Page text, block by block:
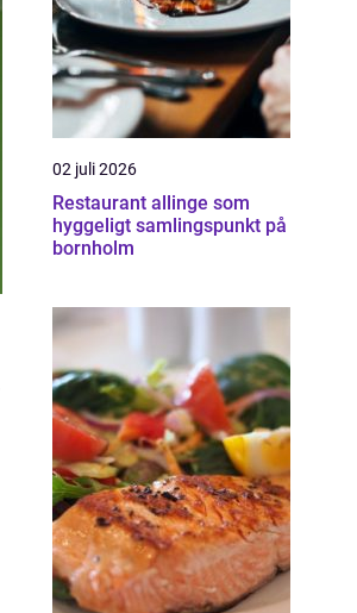
02 juli 2026
Restaurant allinge som
hyggeligt samlingspunkt på
bornholm